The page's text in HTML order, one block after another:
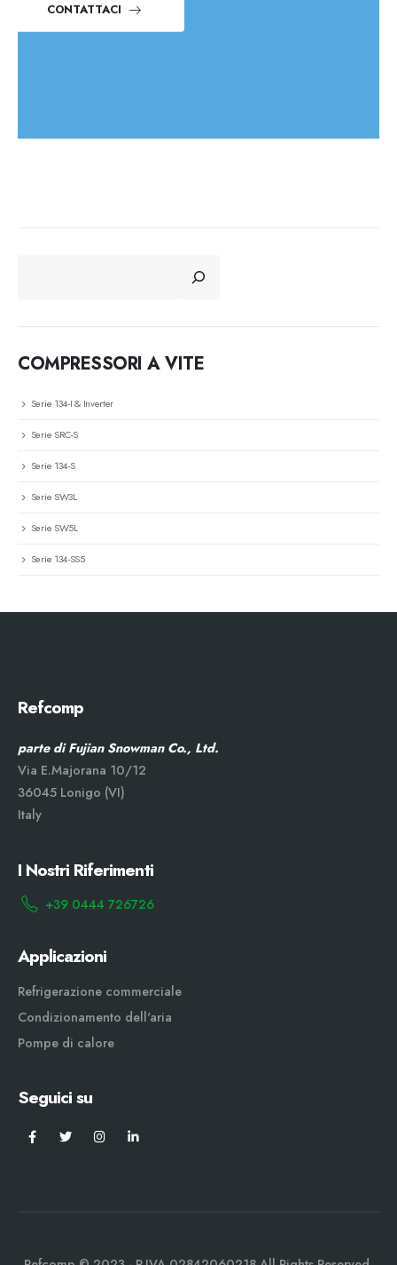
CONTATTACI
COMPRESSORI A VITE
Serie 134-I & Inverter
Serie SRC-S
Serie 134-S
Serie SW3L
Serie SW5L
Serie 134-SS5
Refcomp
parte di Fujian Snowman Co., Ltd.
Via E.Majorana 10/12
36045 Lonigo (VI)
Italy
I Nostri Riferimenti
+39 0444 726726
Applicazioni
Refrigerazione commerciale
Condizionamento dell'aria
Pompe di calore
Seguici su